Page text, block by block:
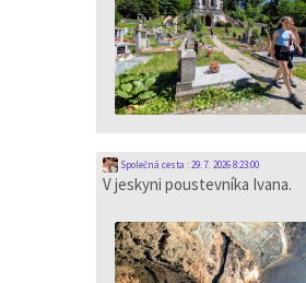
Společná cesta :29. 7. 2026 8:23:00
V jeskyni poustevníka Ivana.